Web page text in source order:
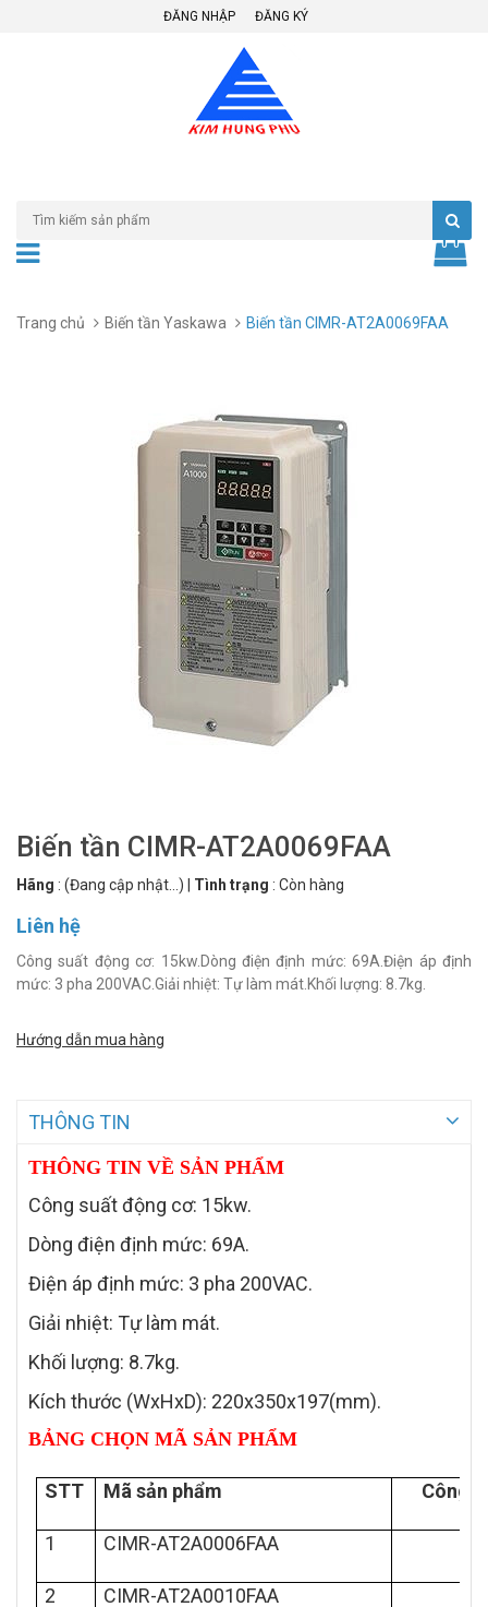
ĐĂNG NHẬP ĐĂNG KÝ
Trang chủ Biến tần Yaskawa Biến tần CIMR-AT2A0069FAA
Biến tần CIMR-AT2A0069FAA
Hãng : (Đang cập nhật...) Tình trạng : Còn hàng
Liên hệ
Công suất động cơ: 15kw.Dòng điện định mức: 69A.Điện áp định
mức: 3 pha 200VAC.Giải nhiệt: Tự làm mát.Khối lượng: 8.7kg.
Hướng dẫn mua hàng
THÔNG TIN
THÔNG TIN VỀ SẢN PHẨM
Công suất động cơ: 15kw.
Dòng điện định mức: 69A.
Điện áp định mức: 3 pha 200VAC.
Giải nhiệt: Tự làm mát.
Khối lượng: 8.7kg.
Kích thước (WxHxD): 220x350x197(mm).
BẢNG CHỌN MÃ SẢN PHẨM
STT Mã sản phẩm Công
1 CIMR-AT2A0006FAA
2 CIMR-AT2A0010FAA